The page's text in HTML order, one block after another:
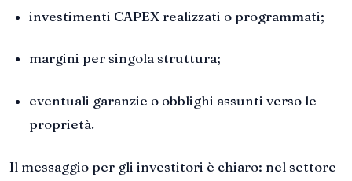
investimenti CAPEX realizzati o programmati;
margini per singola struttura;
eventuali garanzie o obblighi assunti verso le
proprietà.
Il messaggio per gli investitori è chiaro: nel settore